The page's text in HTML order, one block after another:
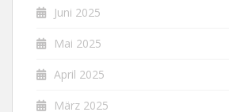
Juni 2025
Mai 2025
April 2025
März 2025